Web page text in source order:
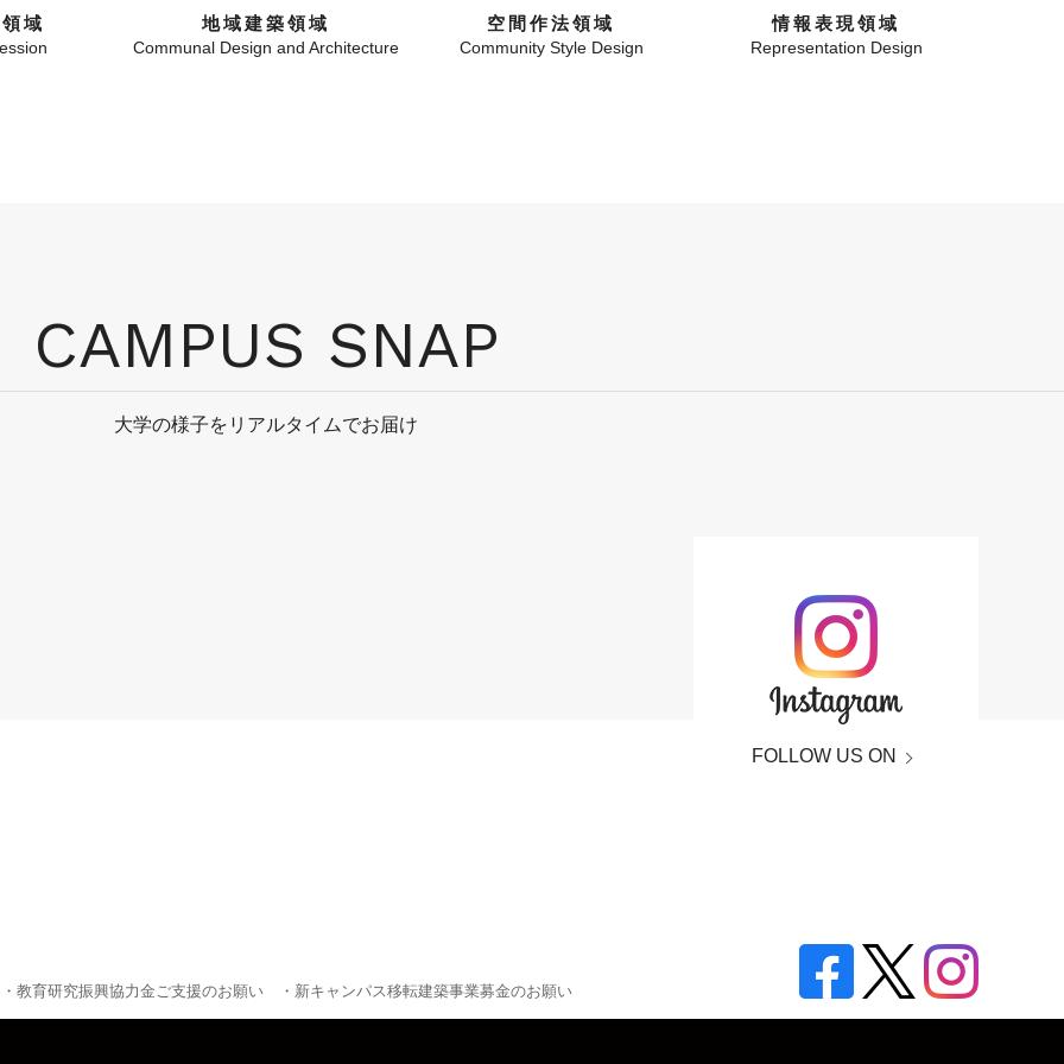
域 地域建築領域
Communal Design and Architecture
空間作法領域
Community Style Design
情報表現領域
Representation Design
CAMPUS SNAP
大学の様子をリアルタイムでお届け
FOLLOW US ON
・教育研究振興協力金ご支援のお願い ・新キャンパス移転建築事業募金のお願い